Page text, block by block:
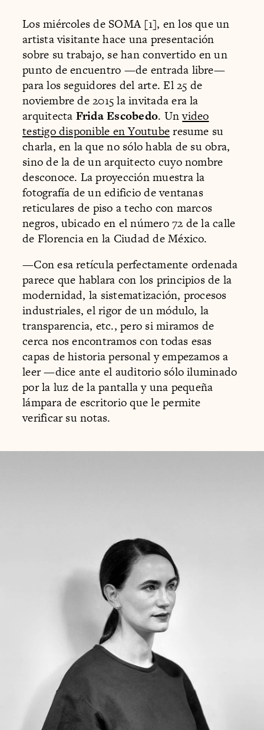
Los miércoles de SOMA [1], en los que un
artista visitante hace una presentación
sobre su trabajo, se han convertido en un
punto de encuentro —de entrada libre—
para los seguidores del arte. El 25 de
noviembre de 2015 la invitada era la
arquitecta Frida Escobedo. Unvideo
testigo disponible en Youtuberesume su
charla, en la que no sólo habla de su obra,
sino de la de un arquitecto cuyo nombre
desconoce. La proyección muestra la
fotografía de un edificio de ventanas
reticulares de piso a techo con marcos
negros, ubicado en el número 72 de la calle
de Florencia en la Ciudad de México.
—Con esa retícula perfectamente ordenada
parece que hablara con los principios de la
modernidad, la sistematización, procesos
industriales, el rigor de un módulo, la
transparencia, etc., pero si miramos de
cerca nos encontramos con todas esas
capas de historia personal y empezamos a
leer —dice ante el auditorio sólo iluminado
por la luz de la pantalla y una pequeña
lámpara de escritorio que le permite
verificar su notas.